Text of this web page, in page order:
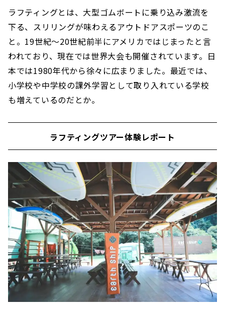
ラフティングとは、大型ゴムボートに乗り込み激流を
下る、スリリングが味わえるアウトドアスポーツのこ
と。19世紀〜20世紀前半にアメリカではじまったと言
われており、現在では世界大会も開催されています。日
本では1980年代から徐々に広まりました。最近では、
小学校や中学校の課外学習として取り入れている学校
も増えているのだとか。
ラフティングツアー体験レポート